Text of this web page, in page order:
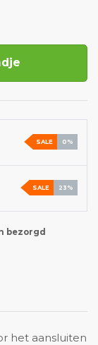
SALE 0%
SALE 23%
bezorgd
het aansluiten